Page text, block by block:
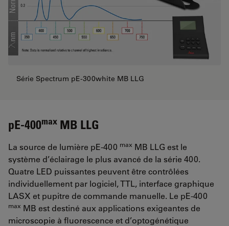
Série Spectrum pE-300white MB LLG
pE-400max MB LLG
La source de lumière pE-400 max MB LLG est le
système d’éclairage le plus avancé de la série 400.
Quatre LED puissantes peuvent être contrôlées
individuellement par logiciel, TTL, interface graphique
LASX et pupitre de commande manuelle. Le pE-400
max MB est destiné aux applications exigeantes de
microscopie à fluorescence et d’optogénétique